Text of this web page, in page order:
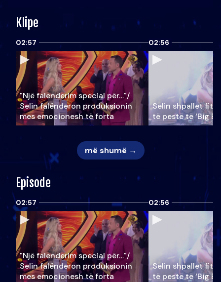
Klipe
02:57
"Një falenderim special për…"/
Selin falënderon produksionin
mes emocionesh të forta
02:56
Selin shpallet
të pestë të ‘Big
më shumë →
Episode
02:57
"Një falenderim special për…"/
Selin falënderon produksionin
mes emocionesh të forta
02:56
Selin shpallet
të pestë të ‘Big